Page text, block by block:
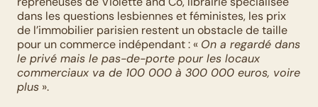
dans les questions lesbiennes et féministes, les prix
de l’immobilier parisien restent un obstacle de taille
pour un commerce indépendant : « On a regardé dans
le privé mais le pas-de-porte pour les locaux
commerciaux va de 100 000 à 300 000 euros, voire
plus ».